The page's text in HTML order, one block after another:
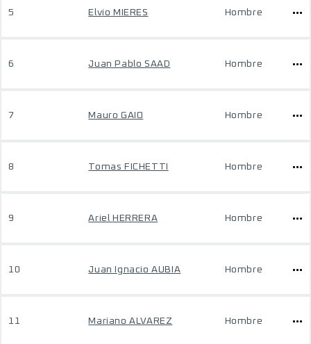
5 Elvio MIERES Hombre
6 Juan Pablo SAAD Hombre
7 Mauro GAIO Hombre
8 Tomas FICHETTI Hombre
9 Ariel HERRERA Hombre
10 Juan Ignacio AUBIA Hombre
11 Mariano ALVAREZ Hombre